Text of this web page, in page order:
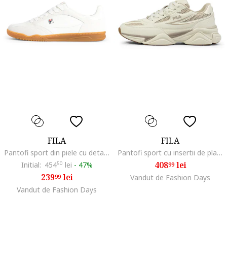
FILA
Pantofi sport din piele cu detaliu logo, Alb fildes/Crem
Initial: 45450 lei - 47%
23999lei
Vandut de Fashion Days
FILA
Pantofi sport cu insertii de plasa Recade, Alb fildes/Crem
40899lei
Vandut de Fashion Days